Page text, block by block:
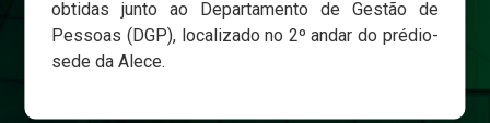
Esqueci minha senha
obtidas junto ao Departamento de Gestão de
Pessoas (DGP), localizado no 2º andar do prédio-
sede da Alece.